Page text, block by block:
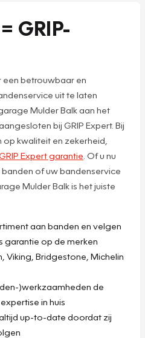
GRIP-
een betrouwbaar en
uit te laten
Mulder Balk aan het
bij GRIP Expert. Bij
op kwaliteit en zekerheid,
Expert garantie . Of u nu
of uw bandenservice
Mulder Balk is het juiste
aan banden en velgen
garantie op de merken
Viking, Bridgestone, Michelin
)werkzaamheden de
in huis
up-to-date doordat zij